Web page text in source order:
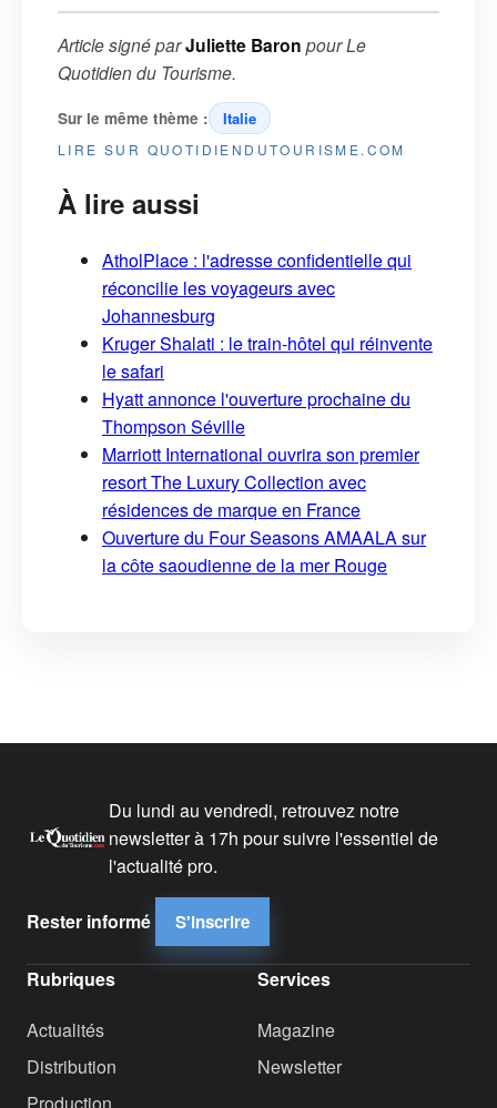
Article signé parJuliette Baron pourLe
Quotidien du Tourisme.
Sur le même thème : Italie
LIRE SUR QUOTIDIENDUTOURISME.COM
À lire aussi
AtholPlace : l'adresse confidentielle qui
réconcilie les voyageurs avec
Johannesburg
Kruger Shalati : le train-hôtel qui réinvente
le safari
Hyatt annonce l'ouverture prochaine du
Thompson Séville
Marriott International ouvrira son premier
resort The Luxury Collection avec
résidences de marque en France
Ouverture du Four Seasons AMAALA sur
la côte saoudienne de la mer Rouge
Du lundi au vendredi, retrouvez notre
newsletter à 17h pour suivre l'essentiel de
l'actualité pro.
Rester informé S'inscrire
Rubriques
Actualités
Distribution
Services
Magazine
Newsletter